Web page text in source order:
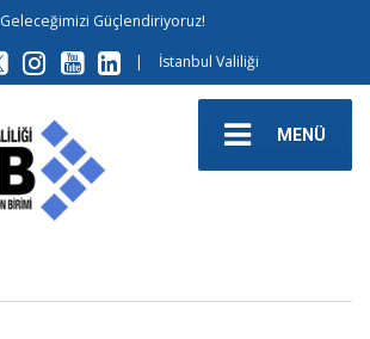
Geleceğimizi Güçlendiriyoruz!
|
İstanbul Valiliği
MENÜ